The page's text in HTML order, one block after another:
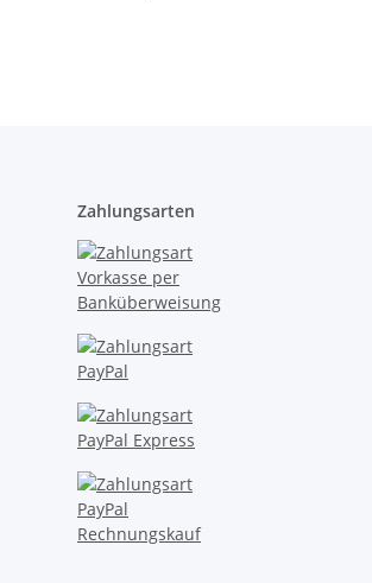
Zahlungsarten